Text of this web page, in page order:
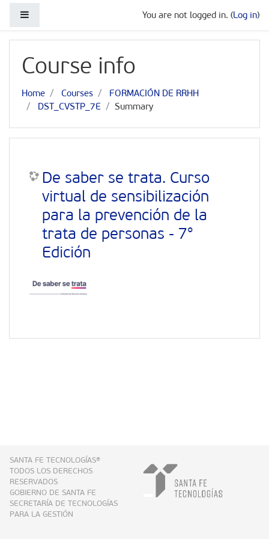
You are not logged in. (Log in)
Course info
Home Courses
FORMACIÓN DE RRHH
DST_CVSTP_7E
Summary
De saber se trata. Curso
virtual de sensibilización
para la prevención de la
trata de personas - 7°
Edición
SANTA FE TECNOLOGÍAS®
TODOS LOS DERECHOS
RESERVADOS
GOBIERNO DE SANTA FE
SECRETARÍA DE TECNOLOGÍAS
PARA LA GESTIÓN